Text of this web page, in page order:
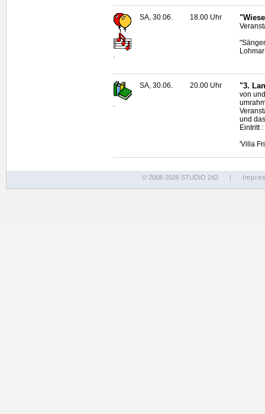
SA, 30.06. 18.00 Uhr
.
SA, 30.06. 20.00 Uhr "3.
von
und
Eintritt
'Villa
© 2008-2026 STUDIO 242 |